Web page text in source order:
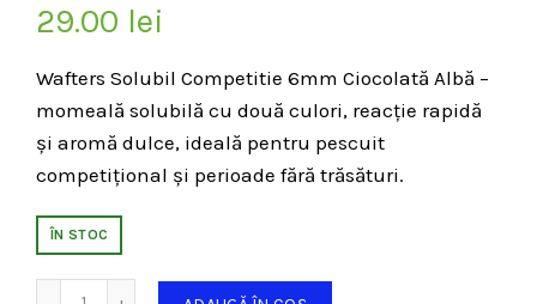
29.00 lei
Wafters Solubil Competitie 6mm Ciocolată Albă –
momeală solubilă cu două culori, reacție rapidă
și aromă dulce, ideală pentru pescuit
competițional și perioade fără trăsături.
ÎN STOC